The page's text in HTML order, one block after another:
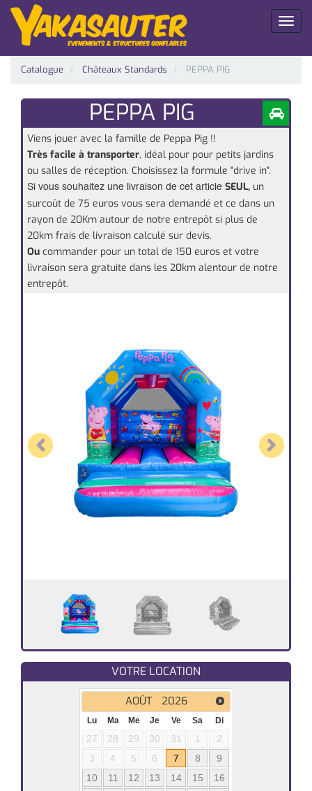
Toggle
Catalogue Châteaux Standards PEPPA PIG
PEPPA PIG
Viens jouer avec la famille de Peppa Pig !!
Très facile à transporter, idéal pour pour petits jardins
ou salles de réception. Choisissez la formule "drive in".
Si vous souhaitez une livraison de cet article SEUL, un
surcoût de 75 euros vous sera demandé et ce dans un
rayon de 20Km autour de notre entrepôt si plus de
20km frais de livraison calculé sur devis.
Ou commander pour un total de 150 euros et votre
livraison sera gratuite dans les 20km alentour de notre
entrepôt.
Previous Next
VOTRE LOCATION
AOÛT 2026
Lu Ma Me Je Ve Sa Di
27 28 29 30 31 1
2
3
4 5 6 7 8
9
10
11 12 13 14 15
16